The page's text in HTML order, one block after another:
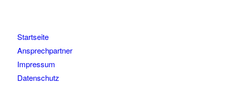
Startseite
Ansprechpartner
Impressum
Datenschutz